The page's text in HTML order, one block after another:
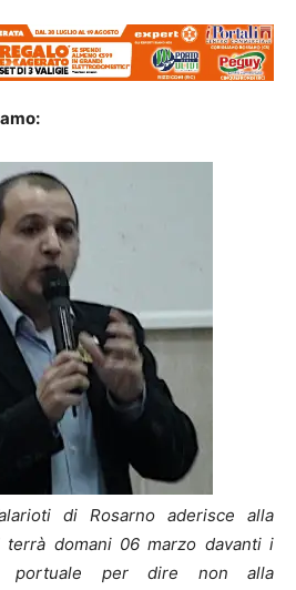
di Rosarno aderisce alla
terrà domani 06 marzo davanti i
portuale per dire non alla